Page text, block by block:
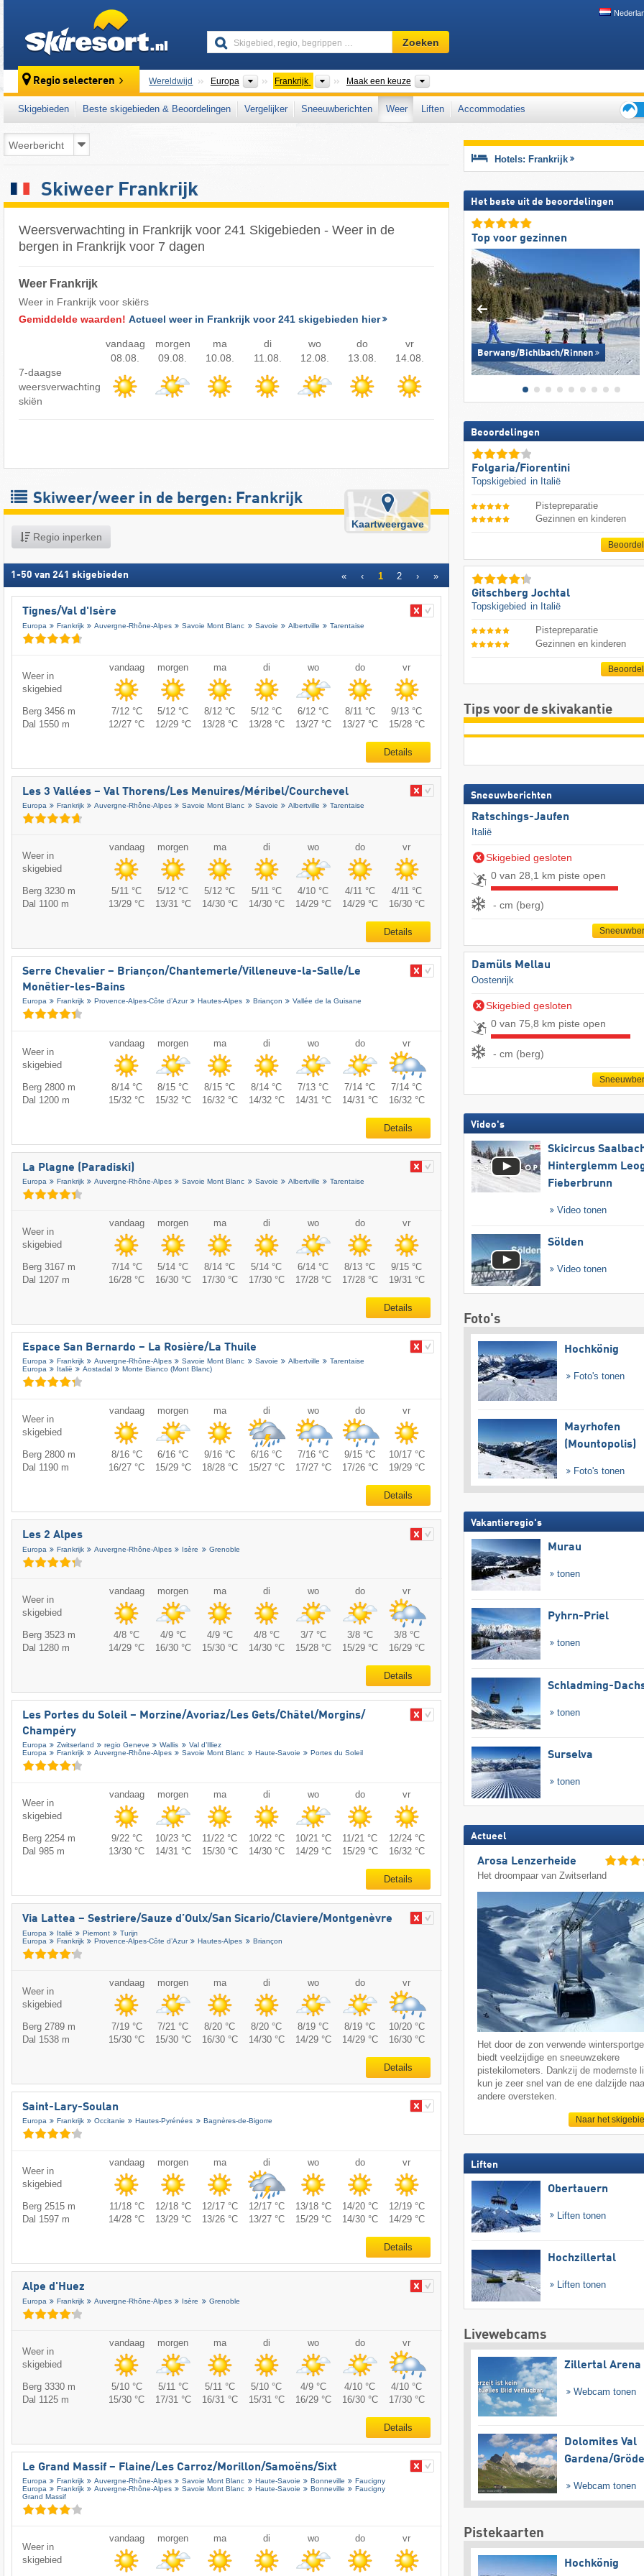
Skigebied,
regio,
…
Zoeken
Regio selecteren Wereldwijd Europa Continenten
Frankrijk LandenMaak een keuze
Skigebieden Beste skigebieden & Beoordelingen Vergelijker Sneeuwberichten Weer Liften
Accommodaties
voor
Skiweer Frankrijk
Weersverwachting in Frankrijk voor 241 Skigebieden - Weer in de
bergen in Frankrijk voor 7 dagen
Weer Frankrijk
Weer in Frankrijk voor skiërs
Gemiddelde waarden! Actueel weer in Frankrijk voor 241 skigebieden hier
vandaag
08.08.
morgen
09.08.
ma
10.08.
di
11.08.
wo
12.08.
do
13.08.
vr
14.08.
7-daagse
weersverwachting
skiën
Skiweer/weer in de bergen: Frankrijk
Regio inperken
Kaartweergave
1 -50 van 241 skigebieden « ‹ 1 2 › »
Tignes/​Val d'Isère
Europa Frankrijk Auvergne-Rhône-Alpes Savoie Mont Blanc Savoie Albertville Tarentaise
Weer in
skigebied
vandaag morgen ma di wo do vr
Berg 3456 m 7/12 °C 5/12 °C 8/12 °C 5/12 °C 6/12 °C 8/11 °C
9/13 °C
Dal 1550 m
12/27 °C 12/29 °C 13/28 °C 13/28 °C 13/27 °C 13/27 °C 15/28 °C
Details
Les 3 Vallées – Val Thorens/​Les Menuires/​Méribel/​Courchevel
Europa Frankrijk Auvergne-Rhône-Alpes Savoie Mont Blanc Savoie Albertville Tarentaise
Weer in
skigebied
vandaag morgen ma di wo do vr
Berg 3230 m 5/11 °C 5/12 °C 5/12 °C 5/11 °C 4/10 °C 4/11 °C
4/11 °C
Dal 1100 m
13/29 °C 13/31 °C 14/30 °C 14/30 °C 14/29 °C 14/29 °C 16/30 °C
Details
Serre Chevalier – Briançon/​Chantemerle/​Villeneuve-la-Salle/​Le
Monêtier-les-Bains
Europa Frankrijk Provence-Alpes-Côte d’Azur Hautes-Alpes Briançon Vallée de la Guisane
Weer in
skigebied
vandaag morgen ma di wo do vr
Berg 2800 m 8/14 °C 8/15 °C 8/15 °C 8/14 °C 7/13 °C 7/14 °C
7/14 °C
Dal 1200 m
15/32 °C 15/32 °C 16/32 °C 14/32 °C 14/31 °C 14/31 °C 16/32 °C
Details
La Plagne (Paradiski)
Europa Frankrijk Auvergne-Rhône-Alpes Savoie Mont Blanc Savoie Albertville Tarentaise
Weer in
skigebied
vandaag morgen ma di wo do vr
Berg 3167 m 7/14 °C 5/14 °C 8/14 °C 5/14 °C 6/14 °C 8/13 °C
9/15 °C
Dal 1207 m
16/28 °C 16/30 °C 17/30 °C 17/30 °C 17/28 °C 17/28 °C 19/31 °C
Details
Espace San Bernardo – La Rosière/​La Thuile
Europa Frankrijk Auvergne-Rhône-Alpes Savoie Mont Blanc Savoie Albertville
Tarentaise
Europa
Italië Aostadal Monte Bianco (Mont Blanc)
Weer in
skigebied
vandaag morgen ma di wo do vr
Berg 2800 m 8/16 °C 6/16 °C 9/16 °C 6/16 °C 7/16 °C 9/15 °C
10/17 °C
Dal 1190 m
16/27 °C 15/29 °C 18/28 °C 15/27 °C 17/27 °C 17/26 °C 19/29 °C
Details
Les 2 Alpes
Europa Frankrijk Auvergne-Rhône-Alpes Isère Grenoble
Weer in
skigebied
vandaag morgen ma di wo do vr
Berg 3523 m 4/8 °C 4/9 °C 4/9 °C 4/8 °C 3/7 °C 3/8 °C
3/8 °C
Dal 1280 m
14/29 °C 16/30 °C 15/30 °C 14/30 °C 15/28 °C 15/29 °C 16/29 °C
Details
Les Portes du Soleil – Morzine/​Avoriaz/​Les Gets/​Châtel/​Morgins/​
Champéry
Europa Zwitserland regio Geneve Wallis
Val d’Illiez
Europa
Frankrijk Auvergne-Rhône-Alpes Savoie Mont Blanc Haute-Savoie Portes du Soleil
Weer in
skigebied
vandaag morgen ma di wo do vr
Berg 2254 m 9/22 °C 10/23 °C 11/22 °C 10/22 °C 10/21 °C 11/21 °C
12/24 °C
Dal 985 m
13/30 °C 14/31 °C 15/30 °C 14/30 °C 14/29 °C 15/29 °C 16/32 °C
Details
Via Lattea – Sestriere/​Sauze d’Oulx/​San Sicario/​Claviere/​Montgenèvre
Europa Italië Piemont
Turijn
Europa
Frankrijk Provence-Alpes-Côte d’Azur Hautes-Alpes Briançon
Weer in
skigebied
vandaag morgen ma di wo do vr
Berg 2789 m 7/19 °C 7/21 °C 8/20 °C 8/20 °C 8/19 °C 8/19 °C
10/20 °C
Dal 1538 m
15/30 °C 15/30 °C 16/30 °C 14/30 °C 14/29 °C 14/29 °C 16/30 °C
Details
Saint-Lary-Soulan
Europa Frankrijk Occitanie Hautes-Pyrénées Bagnères-de-Bigorre
Weer in
skigebied
vandaag morgen ma di wo do vr
Berg 2515 m 11/18 °C 12/18 °C 12/17 °C 12/17 °C 13/18 °C 14/20 °C
12/19 °C
Dal 1597 m
14/28 °C 13/29 °C 13/26 °C 13/27 °C 15/29 °C 14/30 °C 14/29 °C
Details
Alpe d'Huez
Europa Frankrijk Auvergne-Rhône-Alpes Isère Grenoble
Weer in
skigebied
vandaag morgen ma di wo do vr
Berg 3330 m 5/10 °C 5/11 °C 5/11 °C 5/10 °C 4/9 °C 4/10 °C
4/10 °C
Dal 1125 m
15/30 °C 17/31 °C 16/31 °C 15/31 °C 16/29 °C 16/30 °C 17/30 °C
Details
Le Grand Massif – Flaine/​Les Carroz/​Morillon/​Samoëns/​Sixt
Europa Frankrijk Auvergne-Rhône-Alpes Savoie Mont Blanc Haute-Savoie Bonneville
Faucigny
Europa
Frankrijk Auvergne-Rhône-Alpes Savoie Mont Blanc Haute-Savoie Bonneville
Faucigny
Grand Massif
Weer in
skigebied
vandaag morgen ma di wo do vr
Hotels: Frankrijk
Het beste uit de beoordelingen
Top voor gezinnen
Berwang/​Bichlbach/​Rinnen
Beoordelingen
Folgaria/​Fiorentini
Topskigebied in Italië
Pistepreparatie
Gezinnen en kinderen
Gitschberg Jochtal
Topskigebied in Italië
Pistepreparatie
Gezinnen en kinderen
Tips voor de skivakantie
Sneeuwberichten
Ratschings-Jaufen
Italië
Skigebied gesloten
0 van 28,1 km piste open
- cm (berg)
Damüls Mellau
Oostenrijk
Skigebied gesloten
0 van 75,8 km piste open
- cm (berg)
Video's
Skicircus
Hinterglemm
Fieberbrunn
Video tonen
Sölden
Video tonen
Foto's
Hochkönig
Foto's tonen
Mayrhofen
(Mountopolis)
Foto's tonen
Vakantieregio's
Murau
tonen
Pyhrn-Priel
tonen
Schladming-
tonen
Surselva
tonen
Actueel
Arosa Lenzerheide
Het droompaar van Zwitserland
Het door de zon verwende
biedt veelzijdige en sneeuwzekere
pistekilometers. Dankzij de modernste
kun je zeer snel van de ene dalzijde
andere oversteken.
Naar het
Liften
Obertauern
Liften tonen
Hochzillertal
Liften tonen
Livewebcams
Zillertal Arena
Webcam tonen
Dolomites Val
Gardena/​
Webcam tonen
Pistekaarten
Hochkönig